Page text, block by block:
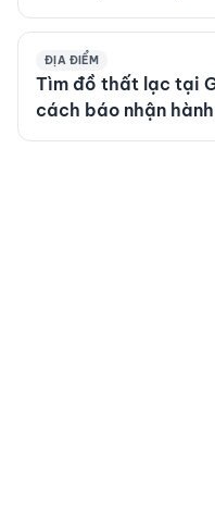
ĐỊA ĐIỂM
Tìm đồ thất lạc tại
cách báo nhận